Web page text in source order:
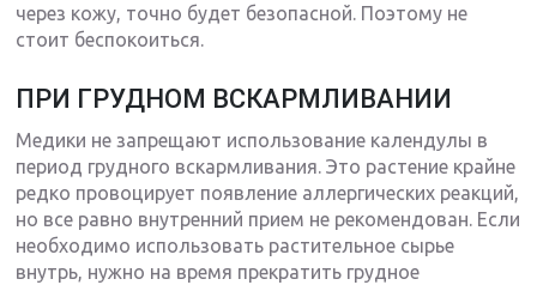
через кожу, точно будет безопасной. Поэтому не
стоит беспокоиться.
ПРИ ГРУДНОМ ВСКАРМЛИВАНИИ
Медики не запрещают использование календулы в
период грудного вскармливания. Это растение крайне
редко провоцирует появление аллергических реакций,
но все равно внутренний прием не рекомендован. Если
необходимо использовать растительное сырье
внутрь, нужно на время прекратить грудное